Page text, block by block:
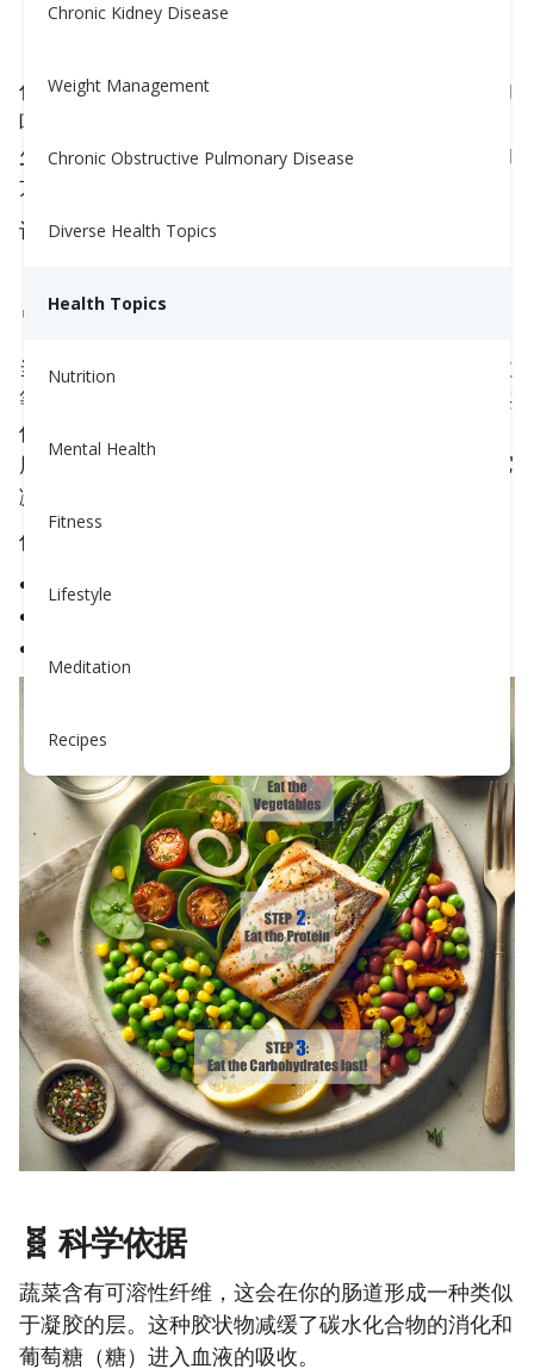
Chronic Kidney Disease
Weight Management
Chronic Obstructive Pulmonary Disease
Diverse Health Topics
Health Topics
Nutrition
Mental Health
Fitness
Lifestyle
Meditation
Recipes
Nina Ghamrawi, MS, RD, CDE
你知道你吃食物的顺序可以对你的血糖产生很大影响
吗？一个简单的技巧——先吃蔬菜——可以帮助减
少葡萄糖峰值，支持消化，并改善你身体使用能量的
方式。
让我们来剖析一下为什么这个方法有效。
🥦 为什么优先吃蔬菜？
当你在吃其余食物之前，先吃像西兰花、菠菜或沙拉
等蔬菜时，这些蔬菜中的纤维会在你的胃中形成一层
保护膜，减缓糖和淀粉从碳水化合物进入血液的速
度。这就像在水漏斗的底部放一个柔软的海绵——它
减缓了流动。
优先吃蔬菜可以：
降低餐后血糖水平的峰值
🧬 科学依据
蔬菜含有可溶性纤维，这会在你的肠道形成一种类似
于凝胶的层。这种胶状物减缓了碳水化合物的消化和
葡萄糖（糖）进入血液的吸收。